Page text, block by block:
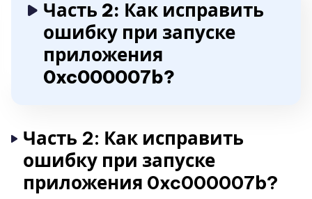
Часть 2: Как исправить
ошибку при запуске
приложения
0xc000007b?
Часть 2: Как исправить
ошибку при запуске
приложения 0xc000007b?